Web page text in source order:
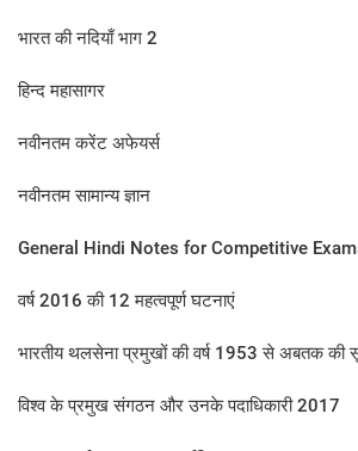
भारत की नदियाँ भाग 2
हिन्द महासागर
नवीनतम करेंट अफेयर्स
नवीनतम सामान्य ज्ञान
General Hindi Notes for Competitive
वर्ष 2016 की 12 महत्‍वपूर्ण घटनाएं
भारतीय थलसेना प्रमुखों की वर्ष 1953 से अबतक की
विश्व के प्रमुख संगठन और उनके पदाधिकारी 2017